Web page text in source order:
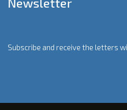
Subscribe and receive the letters